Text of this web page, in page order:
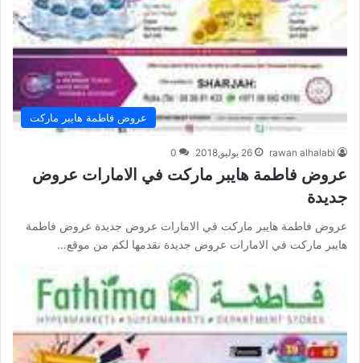
عروض فاطمة هايبر ماركت
rawan alhalabi 26 يوليو,2018 0
عروض فاطمة هايبر ماركت في الامارات عروض
جديدة
عروض فاطمة هايبر ماركت في الامارات عروض جديدة عروض فاطمة
هايبر ماركت في الامارات عروض جديدة نقدمها لكم من موقع…